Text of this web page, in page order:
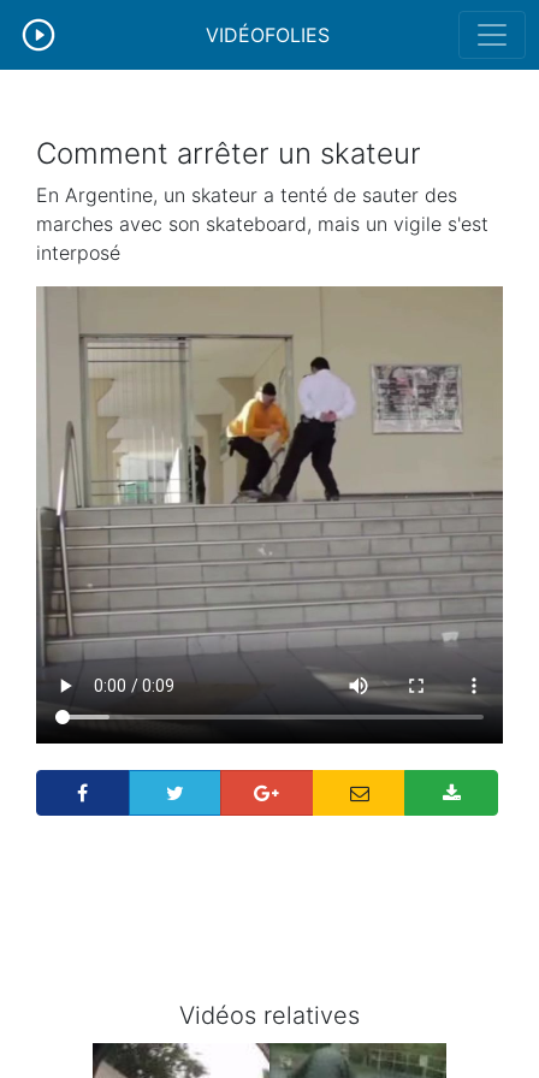
VIDÉOFOLIES
Comment arrêter un skateur
En Argentine, un skateur a tenté de sauter des
marches avec son skateboard, mais un vigile s'est
interposé
Vidéos relatives